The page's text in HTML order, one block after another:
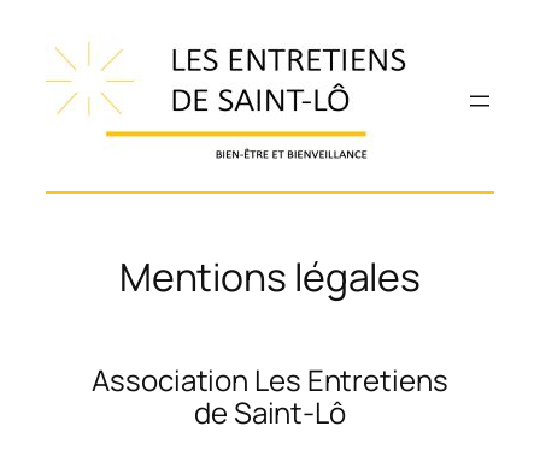
contenu
Mentions légales
Association Les Entretiens
de Saint-Lô